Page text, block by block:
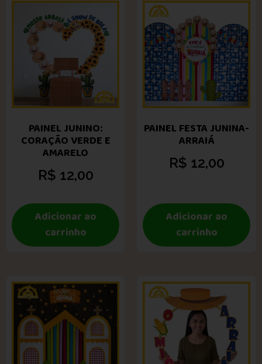
PAINEL JUNINO:
CORAÇÃO VERDE E
AMARELO
R$ 12,00
Adicionar ao
carrinho
PAINEL FESTA JUNINA-
ARRAIÁ
R$ 12,00
Adicionar ao
carrinho